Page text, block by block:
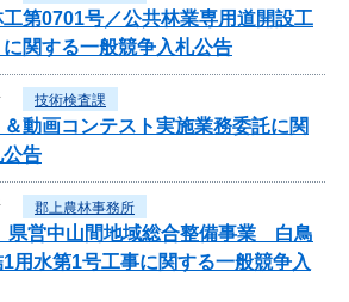
工第0701号／公共林業専用道開設工
関する一般競争入札公告
技術検査課
動画コンテスト実施業務委託に関
告
郡上農林事務所
県営中山間地域総合整備事業 白鳥
水第1号工事に関する一般競争入